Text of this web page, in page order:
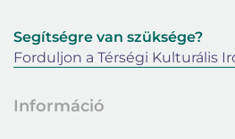
Segítségre van szüksége?
Forduljon a Térségi Kulturális
Információ